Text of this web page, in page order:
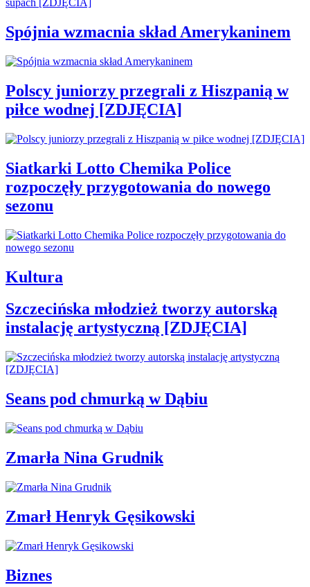
Spójnia wzmacnia skład Amerykaninem
Polscy juniorzy przegrali z Hiszpanią w
piłce wodnej [ZDJĘCIA]
Siatkarki Lotto Chemika Police
rozpoczęły przygotowania do nowego
sezonu
Kultura
Szczecińska młodzież tworzy autorską
instalację artystyczną [ZDJĘCIA]
Seans pod chmurką w Dąbiu
Zmarła Nina Grudnik
Zmarł Henryk Gęsikowski
Biznes